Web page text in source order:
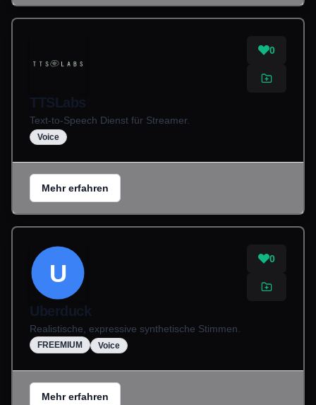
0
TTSLabs
Text-to-Speech Dienst für Streamer.
Voice
Mehr erfahren
U
0
Uberduck
Realistische, expressive synthetische Stimmen.
FREEMIUM Voice
Mehr erfahren